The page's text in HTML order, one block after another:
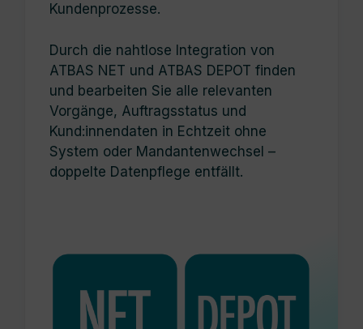
Kundenprozesse.
Durch die nahtlose Integration von
ATBAS NET und ATBAS DEPOT finden
und bearbeiten Sie alle relevanten
Vorgänge, Auftragsstatus und
Kund:innendaten in Echtzeit ohne
System oder Mandantenwechsel –
doppelte Datenpflege entfällt.